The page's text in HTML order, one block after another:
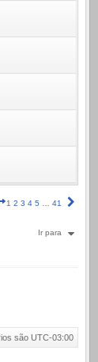
Página
1 2 3 4 5 41
Ir para
são UTC-03:00